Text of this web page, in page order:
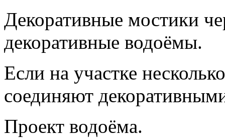
Декоративные мостики
декоративные водоёмы.
Если на участке
соединяют
Проект водоёма.